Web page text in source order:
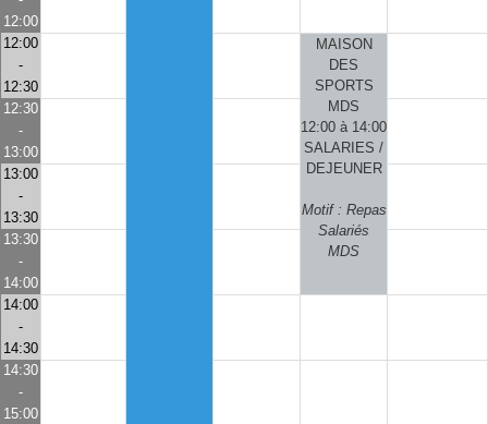
12:00
12:00
-
12:30
MAISON
DES
SPORTS
MDS
12:00 à 14:00
SALARIES /
DEJEUNER
Motif : Repas
Salariés
MDS
12:30
-
13:00
13:00
-
13:30
13:30
-
14:00
14:00
-
14:30
14:30
-
15:00